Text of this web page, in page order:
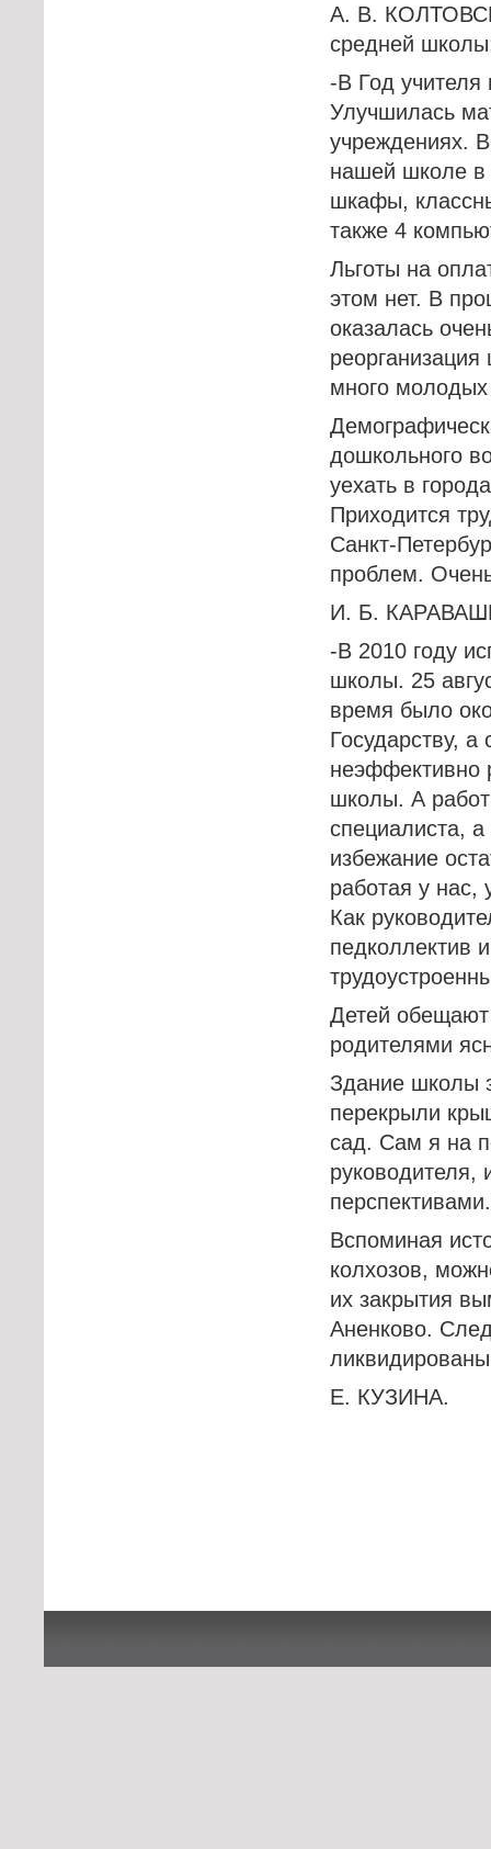
А. В.
средней
-В Год учителя
Улучшилась
учреждениях.
нашей школе в
шкафы,
также 4
Льготы на
этом нет. В
оказалась
много молодых
дошкольного
уехать в
Приходится
Санкт-
проблем.
И. Б.
-В 2010 году
школы. 25
время было
Государству,
неэффективно
школы. А
специалиста,
избежание
работая у
Как
педколлектив
Детей
родителями
Здание школы
перекрыли
сад. Сам я на
руководителя,
перспективами.
Вспоминая
колхозов,
их закрытия
Аненково.
Е.